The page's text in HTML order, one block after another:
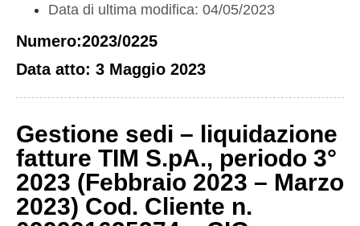
Data di ultima modifica: 04/05/2023
Numero:2023/0225
Data atto: 3 Maggio 2023
Gestione sedi – liquidazione
fatture TIM S.pA., periodo 3°
2023 (Febbraio 2023 – Marzo
2023) Cod. Cliente n.